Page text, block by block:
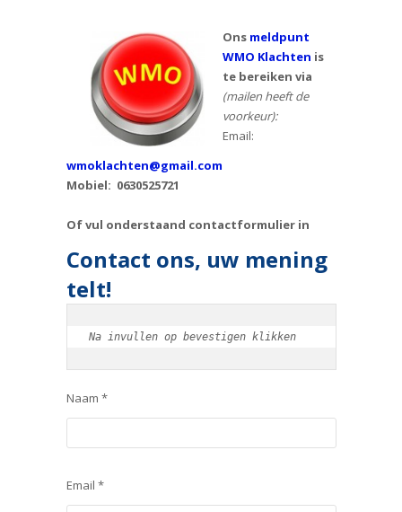
Ons meldpunt
WMO Klachten is
te bereiken via
(mailen heeft de
voorkeur):
Email:
wmoklachten@gmail.com
Mobiel: 0630525721
Of vul onderstaand contactformulier in
Contact ons, uw mening
telt!
Na invullen op bevestigen klikken
Naam *
Email *